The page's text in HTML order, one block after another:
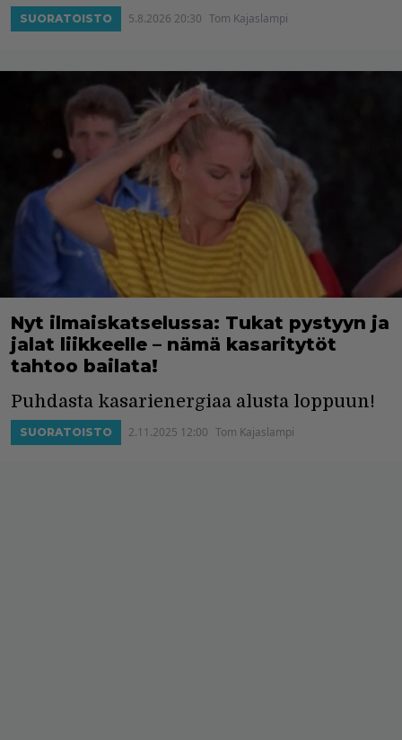
SUORATOISTO 5.8.2026 20:30 Tom Kajaslampi
Nyt ilmaiskatselussa: Tukat pystyyn ja
jalat liikkeelle – nämä kasaritytöt
tahtoo bailata!
Puhdasta kasarienergiaa alusta loppuun!
SUORATOISTO 2.11.2025 12:00 Tom Kajaslampi